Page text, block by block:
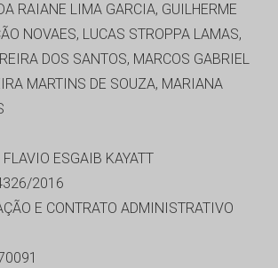
RAIANE LIMA GARCIA, GUILHERME
NOVAES, LUCAS STROPPA LAMAS,
DOS SANTOS, MARCOS GABRIEL
MARTINS DE SOUZA, MARIANA
FLAVIO ESGAIB KAYATT
2016
E CONTRATO ADMINISTRATIVO